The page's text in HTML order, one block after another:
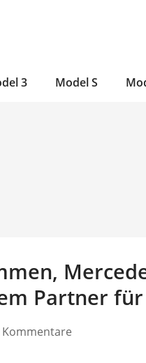
3 Model S
Partner
Kommentare